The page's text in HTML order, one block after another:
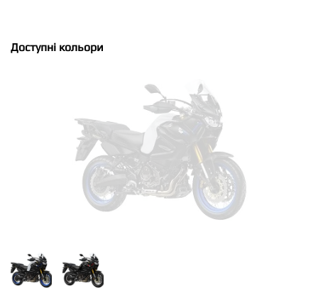
Доступні кольори